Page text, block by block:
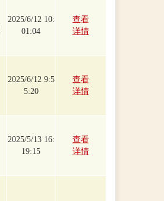
2025/6/12 10:
01:04
查看
详情
2025/6/12 9:5
5:20
查看
详情
2025/5/13 16:
19:15
查看
详情